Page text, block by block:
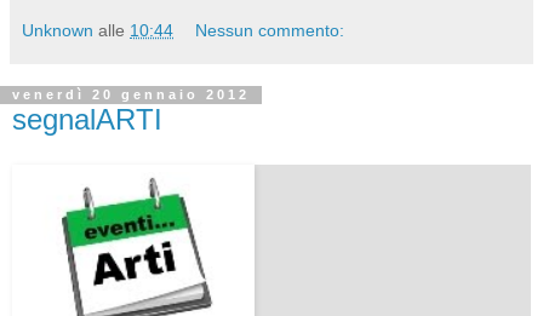
Unknown alle 10:44 Nessun commento:
venerdì 20 gennaio 2012
segnalARTI